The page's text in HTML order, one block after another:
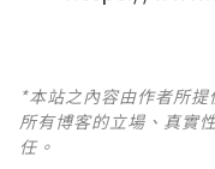
*本站之內容由作者所
所有博客的立場、真實
任。